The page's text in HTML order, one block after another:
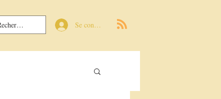
Se connecter